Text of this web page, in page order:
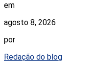
em
agosto 8, 2026
por
Redação do blog